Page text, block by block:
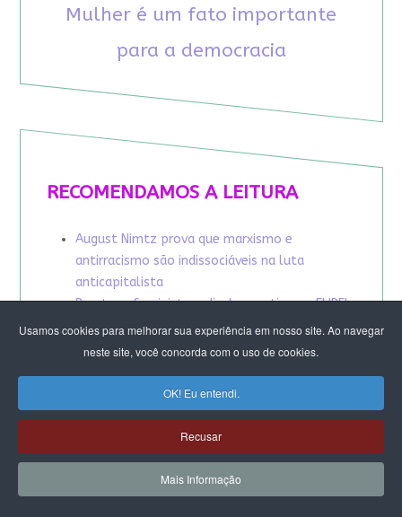
Usamos cookies para melhorar sua experiência em nosso site. Ao navegar
neste site, você concorda com o uso de cookies.
OK! Eu entendi.
Recusar
Mais Informação
Mulher é um fato importante
para a democracia
RECOMENDAMOS A LEITURA
August Nimtz prova que marxismo e
antirracismo são indissociáveis na luta
anticapitalista
Rap transfeminista radical argentino na FLIPEI
Quem tem medo dos corpos trans?
Projetos de proteção às mulheres travados no
A revolução de Milton Santos